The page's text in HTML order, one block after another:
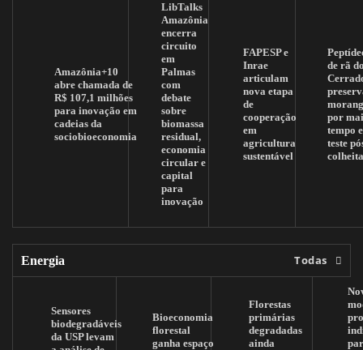
Amazônia+10
abre chamada de
R$ 107,1 milhões
para inovação em
cadeias da
sociobioeconomia
LibTalks
Amazônia
encerra
circuito
em
Palmas
com
debate
sobre
biomassa
residual,
economia
circular e
capital
para
inovação
FAPESP e
Inrae
articulam
nova etapa
de
cooperação
em
agricultura
sustentável
de rã
por
tempo
teste
Energia Todas
Sensores
biodegradáveis
da USP levam
Bioeconomia
florestal
ganha espaço
Florestas
primárias
degradadas
ainda